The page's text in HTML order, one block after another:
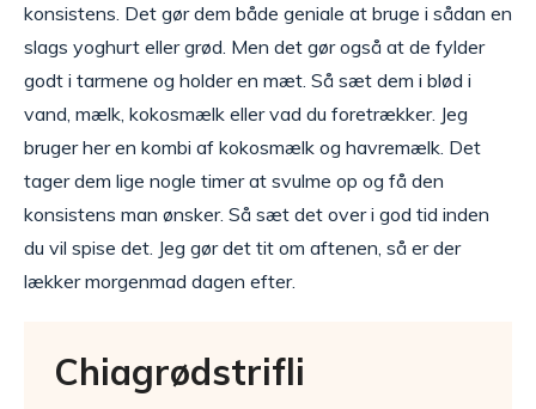
konsistens. Det gør dem både geniale at bruge i sådan en
slags yoghurt eller grød. Men det gør også at de fylder
godt i tarmene og holder en mæt. Så sæt dem i blød i
vand, mælk, kokosmælk eller vad du foretrækker. Jeg
bruger her en kombi af kokosmælk og havremælk. Det
tager dem lige nogle timer at svulme op og få den
konsistens man ønsker. Så sæt det over i god tid inden
du vil spise det. Jeg gør det tit om aftenen, så er der
lækker morgenmad dagen efter.
Chiagrødstrifli